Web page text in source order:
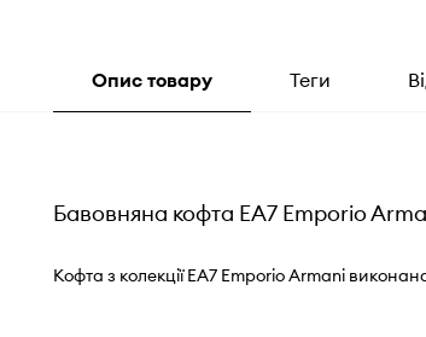
Опис товару Теги
Бавовняна кофта EA7 Emporio
Кофта з колекції EA7 Emporio Armani